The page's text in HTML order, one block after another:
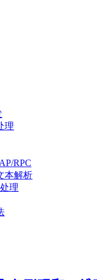
理
RPC
本解析
理